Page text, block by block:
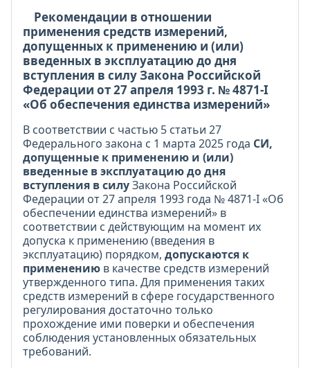
Рекомендации в отношении
применения средств измерений,
допущенных к применению и (или)
введенных в эксплуатацию до дня
вступления в силу Закона Российской
Федерации от 27 апреля 1993 г. № 4871-I
«Об обеспечения единства измерений»
В соответствии с частью 5 статьи 27
Федерального закона с 1 марта 2025 года СИ,
допущенные к применению и (или)
введенные в эксплуатацию до дня
вступления в силуЗакона Российской
Федерации от 27 апреля 1993 года № 4871-I «Об
обеспечении единства измерений» в
соответствии с действующим на момент их
допуска к применению (введения в
эксплуатацию) порядком, допускаются к
применению в качестве средств измерений
утвержденного типа. Для применения таких
средств измерений в сфере государственного
регулирования достаточно только
прохождение ими поверки и обеспечения
соблюдения установленных обязательных
требований.